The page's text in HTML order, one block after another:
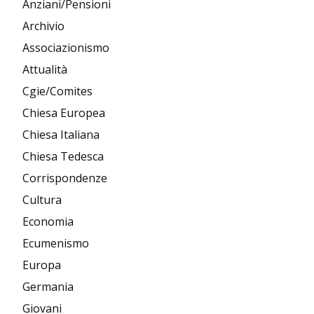
Anziani/Pensioni
Archivio
Associazionismo
Attualità
Cgie/Comites
Chiesa Europea
Chiesa Italiana
Chiesa Tedesca
Corrispondenze
Cultura
Economia
Ecumenismo
Europa
Germania
Giovani